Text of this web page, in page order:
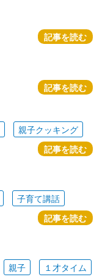
記事を読む
記事を読む
親子クッキング
記事を読む
子育て講話
記事を読む
親子 １才タイム